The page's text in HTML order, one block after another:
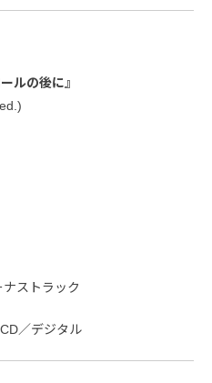
ルの後に』
ストラック
／デジタル